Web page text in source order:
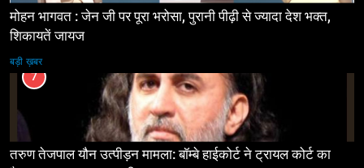
मोहन भागवत : जेन जी पर पूरा भरोसा, पुरानी पीढ़ी से ज्यादा देश भक्त,
शिकायतें जायज
बड़ी ख़बर
7
तरुण तेजपाल यौन उत्पीड़न मामला: बॉम्बे हाईकोर्ट ने ट्रायल कोर्ट का